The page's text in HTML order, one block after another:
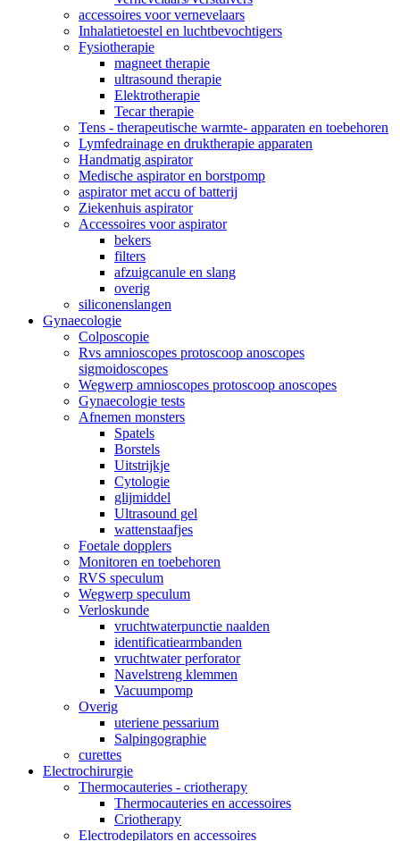
accessoires voor vernevelaars
Inhalatietoestel en luchtbevochtigers
Fysiotherapie
magneet therapie
ultrasound therapie
Elektrotherapie
Tecar therapie
Tens - therapeutische warmte- apparaten en toebehoren
Lymfedrainage en druktherapie apparaten
Handmatig aspirator
Medische aspirator en borstpomp
aspirator met accu of batterij
Ziekenhuis aspirator
Accessoires voor aspirator
bekers
filters
afzuigcanule en slang
overig
siliconenslangen
Gynaecologie
Colposcopie
Rvs amnioscopes protoscoop anoscopes
sigmoidoscopes
Wegwerp amnioscopes protoscoop anoscopes
Gynaecologie tests
Afnemen monsters
Spatels
Borstels
Uitstrijkje
Cytologie
glijmiddel
Ultrasound gel
wattenstaafjes
Foetale dopplers
Monitoren en toebehoren
RVS speculum
Wegwerp speculum
Verloskunde
vruchtwaterpunctie naalden
identificatiearmbanden
vruchtwater perforator
Navelstreng klemmen
Vacuumpomp
Overig
uteriene pessarium
Salpingographie
curettes
Electrochirurgie
Thermocauteries - criotherapy
Thermocauteries en accessoires
Criotherapy
Electrodepilators en accessoires